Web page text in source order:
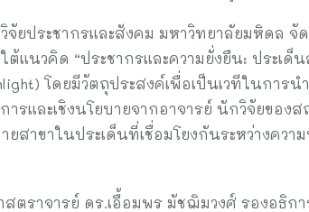
ยประชากรและสังคม มหาวิทยาลัยมหิดล จั
ต้แนวคิด “ประชากรและความยั่งยืน: ประเ
โดยมีวัตถุประสงค์เพื่อเป็นเวทีในการ
ารและเชิงนโยบายจากอาจารย์ นักวิจัยขอ
ยสาขาในประเด็นที่เชื่อมโยงกันระหว่างคว
ตราจารย์ ดร.เอื้อมพร มัชฌิมวงศ์ รองอธิ